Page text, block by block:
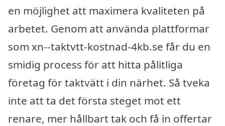
en möjlighet att maximera kvaliteten på
arbetet. Genom att använda plattformar
som xn--taktvtt-kostnad-4kb.se får du en
smidig process för att hitta pålitliga
företag för taktvätt i din närhet. Så tveka
inte att ta det första steget mot ett
renare, mer hållbart tak och få in offertar